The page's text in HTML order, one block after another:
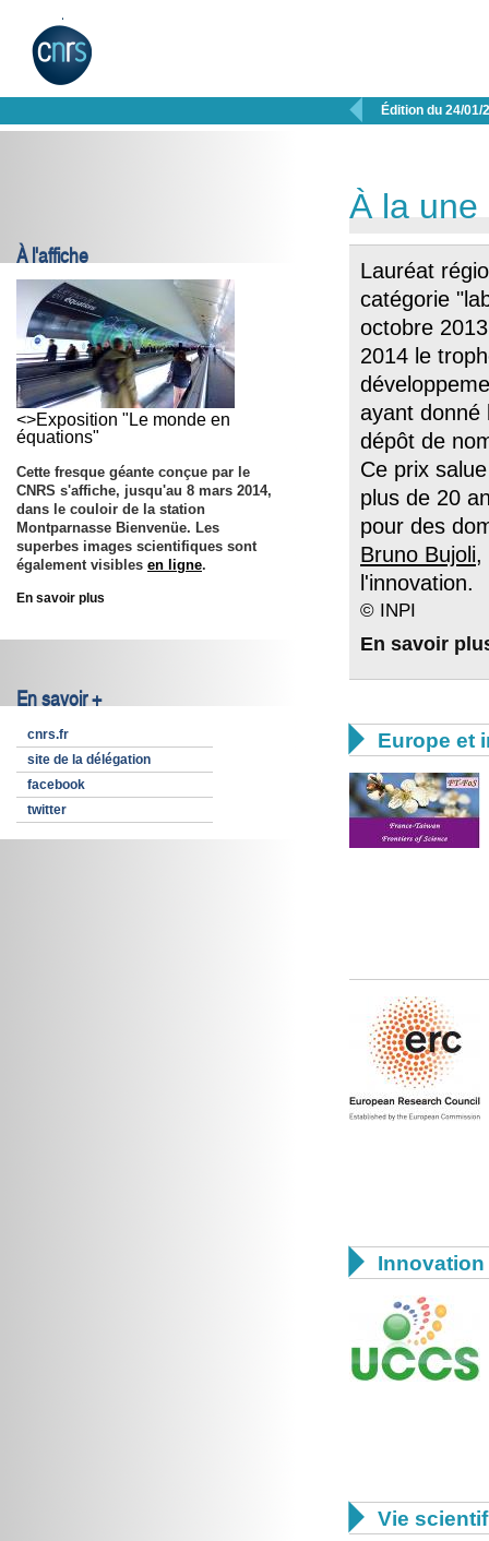
 Édition du 24/01/
À l'affiche
<>Exposition "Le monde en
équations"
Cette fresque géante conçue par le
CNRS s'affiche, jusqu'au 8 mars 2014,
dans le couloir de la station
Montparnasse Bienvenüe. Les
superbes images scientifiques sont
également visibles en ligne.
En savoir plus
En savoir +
cnrs.fr
site de la délégation
facebook
twitter
À la une
Lauréat
catégorie
octobre
2014 le
ayant donné
dépôt de
Ce prix
plus de 20
pour des
Bruno Bujoli,
l'innovation.
© INPI
En savoir
 Europe et

 Vie